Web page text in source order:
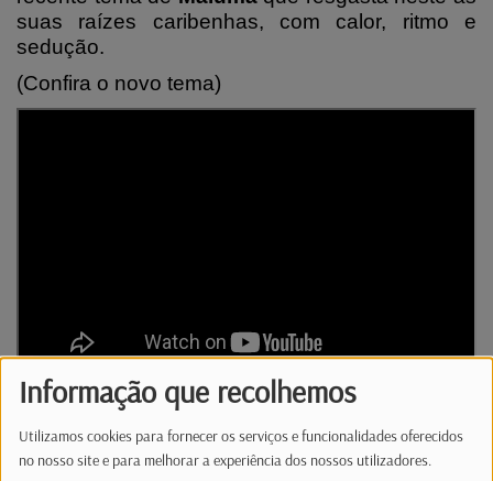
Informação que recolhemos
Utilizamos cookies para fornecer os serviços e funcionalidades oferecidos
no nosso site e para melhorar a experiência dos nossos utilizadores.
suas raízes caribenhas, com calor, ritmo e
sedução.
(Confira o novo tema)
Em português e para um bom baile
apresentamos o mais recente tema deCláudia
Caramelo,“My Love”.